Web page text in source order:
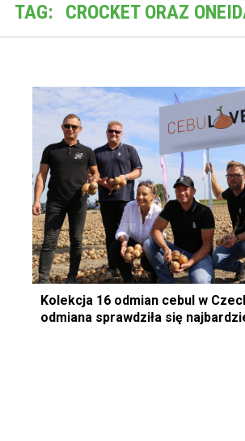
TAG: CROCKET ORAZ
Kolekcja 16 odmian cebul w
odmiana sprawdziła się